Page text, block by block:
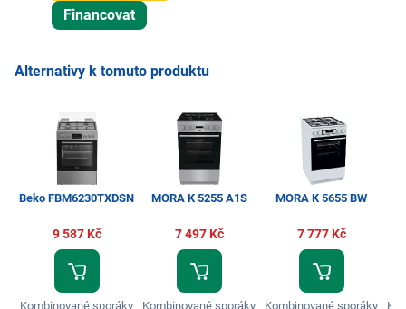
Financovat
Alternativy k tomuto produktu
Beko FBM6230TXDSN
9 587 Kč
Kombinované sporáky
MORA K 5255 A1S
7 497 Kč
Kombinované sporáky
MORA K 5655 BW
7 777 Kč
Kombinované sporáky